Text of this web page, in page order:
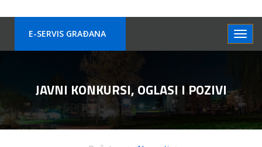
E-SERVIS GRAÐANA
JAVNI KONKURSI, OGLASI I POZIVI